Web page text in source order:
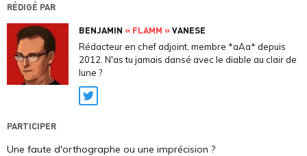
RÉDIGÉ PAR
BENJAMIN « FLAMM »VANESE
Rédacteur en chef adjoint, membre *aAa* depuis
2012. N'as tu jamais dansé avec le diable au clair de
lune ?
Twitter
PARTICIPER
Une faute d'orthographe ou une imprécision ?